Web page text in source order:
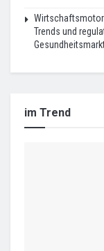
Trends und
im Trend